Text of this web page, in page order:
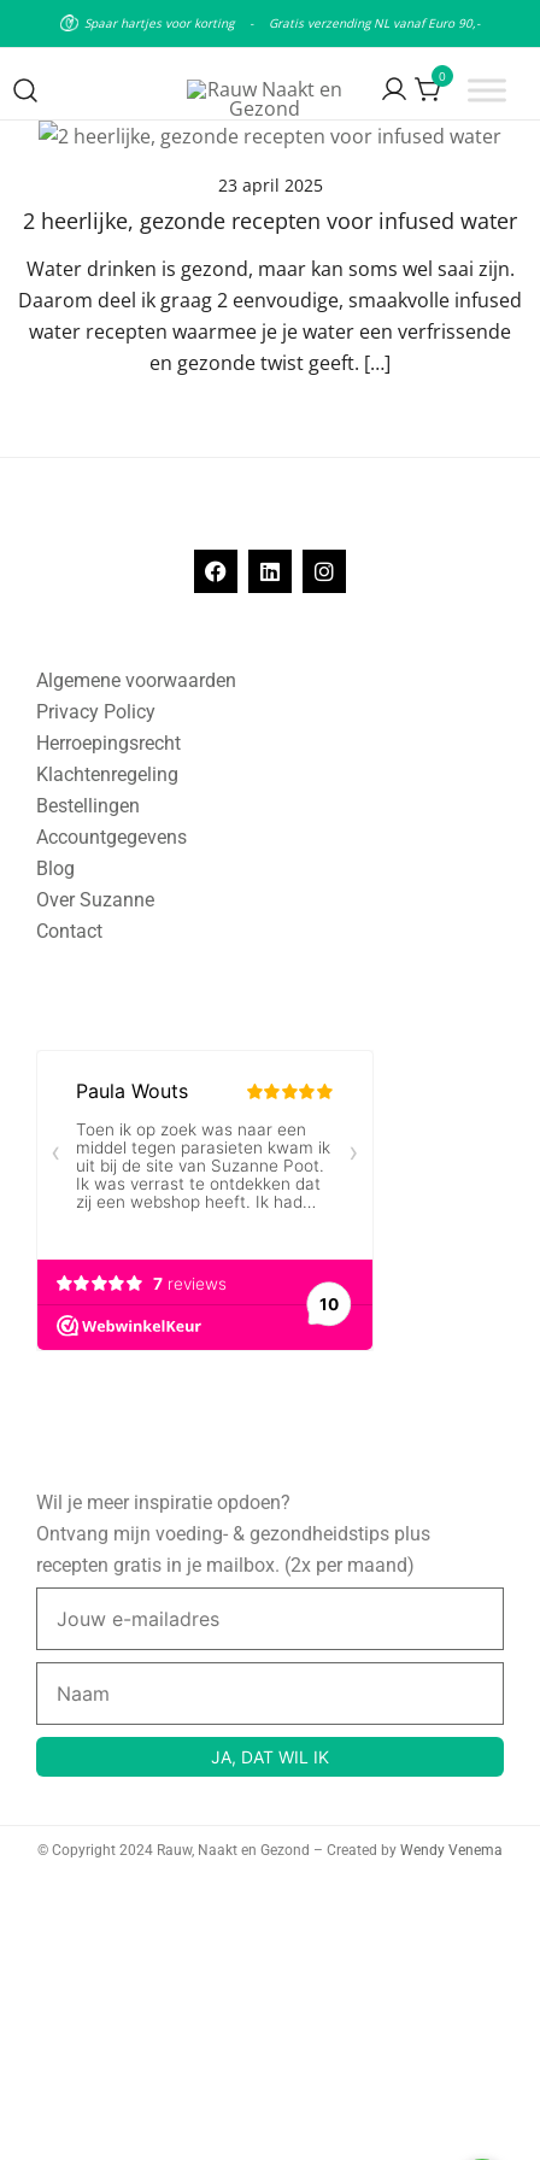
Spaar hartjes voor korting - Gratis verzending NL vanaf Euro 90,-
Rauw Naakt en Gezond
Puur natuurlijke & plantaardige
0
23 april 2025
2 heerlijke, gezonde recepten voor infused water
Water drinken is gezond, maar kan soms wel saai zijn.
Daarom deel ik graag 2 eenvoudige, smaakvolle infused
water recepten waarmee je je water een verfrissende
en gezonde twist geeft. […]
Algemene voorwaarden
Privacy Policy
Herroepingsrecht
Klachtenregeling
Bestellingen
Accountgegevens
Blog
Over Suzanne
Contact
Wil je meer inspiratie opdoen?
Ontvang mijn voeding- & gezondheidstips plus
recepten gratis in je mailbox. (2x per maand)
© Copyright 2024 Rauw, Naakt en Gezond – Created by Wendy Venema